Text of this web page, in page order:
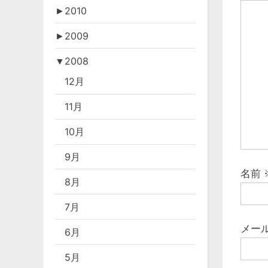
名前
メー
► 2010
► 2009
▼ 2008
12月
11月
10月
9月
8月
7月
6月
5月